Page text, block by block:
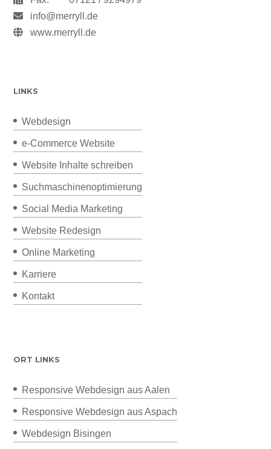
info@merryll.de
www.merryll.de
LINKS
Webdesign
e-Commerce Website
Website Inhalte schreiben
Suchmaschinenoptimierung
Social Media Marketing
Website Redesign
Online Marketing
Karriere
Kontakt
ORT LINKS
Responsive Webdesign aus Aalen
Responsive Webdesign aus Aspach
Webdesign Bisingen